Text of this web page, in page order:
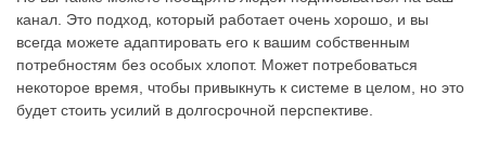
канал. Это подход, который работает очень хорошо, и вы
всегда можете адаптировать его к вашим собственным
потребностям без особых хлопот. Может потребоваться
некоторое время, чтобы привыкнуть к системе в целом, но это
будет стоить усилий в долгосрочной перспективе.